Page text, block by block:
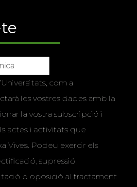
com a
les vostres dades amb la
la vostra subscripció i
actes i activitats que
Vives. Podeu exercir els
supressió,
o oposició al tractament